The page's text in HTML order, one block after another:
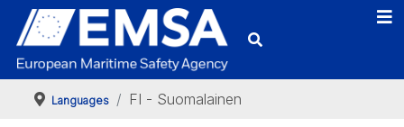
Languages FI - Suomalainen